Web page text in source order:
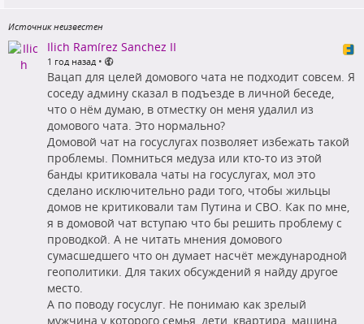
Источник неизвестен
Ilich Ramírez Sanchez II
1 год назад •
Вацап для целей домового чата не подходит совсем. Я
соседу админу сказал в подъезде в личной беседе,
что о нём думаю, в отместку он меня удалил из
домового чата. Это нормально?
Домовой чат на госуслугах позволяет избежать такой
проблемы. Помниться медуза или кто-то из этой
банды критиковала чаты на госуслугах, мол это
сделано исключительно ради того, чтобы жильцы
домов не критиковали там Путина и СВО. Как по мне,
я в домовой чат вступаю что бы решить проблему с
проводкой. А не читать мнения домового
сумасшедшего что он думает насчёт международной
геополитики. Для таких обсуждений я найду другое
место.
А по поводу госуслуг. Не понимаю как зрелый
мужчина у которого семья, дети, квартира, машина,